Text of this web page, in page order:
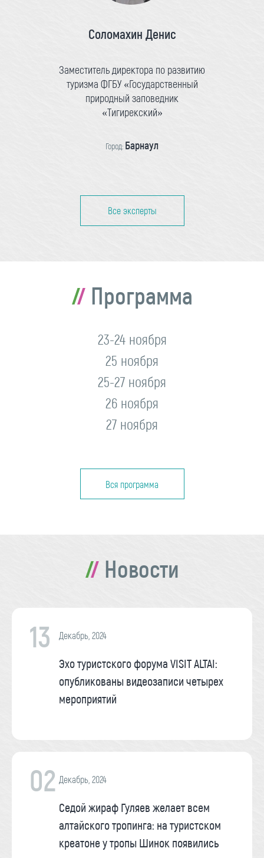
Соломахин Денис
Заместитель директора по развитию
туризма ФГБУ «Государственный
природный заповедник
«Тигирекский»
Город: Барнаул
Все эксперты
Программа
23-24 ноября
25 ноября
25-27 ноября
26 ноября
27 ноября
Вся программа
Новости
13 Декабрь, 2024
Эхо туристского форума VISIT ALTAI:
опубликованы видеозаписи четырех
мероприятий
02 Декабрь, 2024
Седой жираф Гуляев желает всем
алтайского тропинга: на туристском
креатоне у тропы Шинок появились